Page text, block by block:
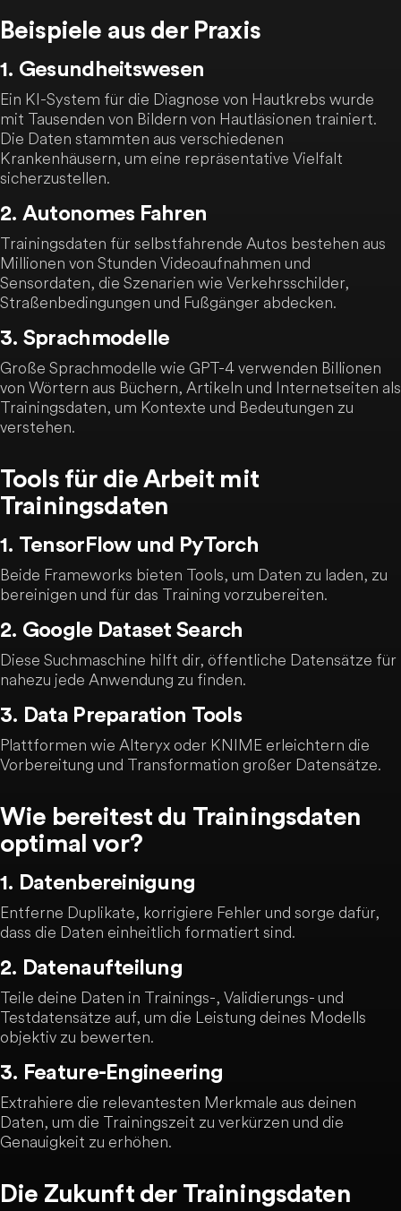
Beispiele aus der Praxis
1. Gesundheitswesen
Ein KI-System für die Diagnose von Hautkrebs wurde
mit Tausenden von Bildern von Hautläsionen trainiert.
Die Daten stammten aus verschiedenen
Krankenhäusern, um eine repräsentative Vielfalt
sicherzustellen.
2. Autonomes Fahren
Trainingsdaten für selbstfahrende Autos bestehen aus
Millionen von Stunden Videoaufnahmen und
Sensordaten, die Szenarien wie Verkehrsschilder,
Straßenbedingungen und Fußgänger abdecken.
3. Sprachmodelle
Große Sprachmodelle wie GPT-4 verwenden Billionen
von Wörtern aus Büchern, Artikeln und Internetseiten als
Trainingsdaten, um Kontexte und Bedeutungen zu
verstehen.
Tools für die Arbeit mit
Trainingsdaten
1. TensorFlow und PyTorch
Beide Frameworks bieten Tools, um Daten zu laden, zu
bereinigen und für das Training vorzubereiten.
2. Google Dataset Search
Diese Suchmaschine hilft dir, öffentliche Datensätze für
nahezu jede Anwendung zu finden.
3. Data Preparation Tools
Plattformen wie Alteryx oder KNIME erleichtern die
Vorbereitung und Transformation großer Datensätze.
Wie bereitest du Trainingsdaten
optimal vor?
1. Datenbereinigung
Entferne Duplikate, korrigiere Fehler und sorge dafür,
dass die Daten einheitlich formatiert sind.
2. Datenaufteilung
Teile deine Daten in Trainings-, Validierungs- und
Testdatensätze auf, um die Leistung deines Modells
objektiv zu bewerten.
3. Feature-Engineering
Extrahiere die relevantesten Merkmale aus deinen
Daten, um die Trainingszeit zu verkürzen und die
Genauigkeit zu erhöhen.
Die Zukunft der Trainingsdaten